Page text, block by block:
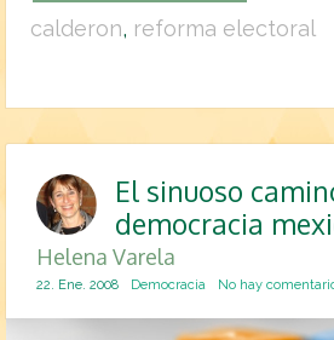
calderon, reforma electoral
El sinuoso
democracia
Helena Varela
22. Ene. 2008 Democracia No hay